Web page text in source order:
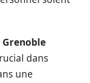
dans
une